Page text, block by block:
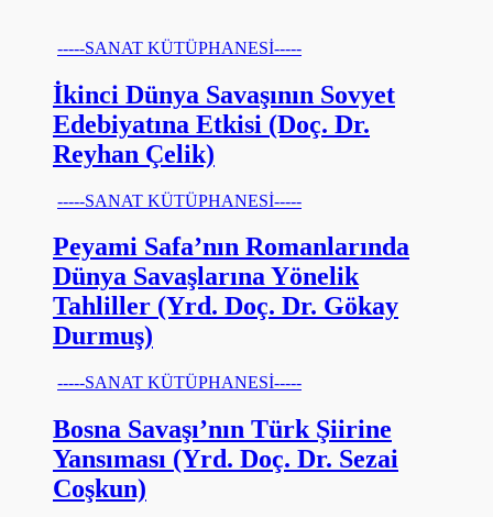
-----SANAT KÜTÜPHANESİ-----
İkinci Dünya Savaşının Sovyet
Edebiyatına Etkisi (Doç. Dr.
Reyhan Çelik)
-----SANAT KÜTÜPHANESİ-----
Peyami Safa’nın Romanlarında
Dünya Savaşlarına Yönelik
Tahliller (Yrd. Doç. Dr. Gökay
Durmuş)
-----SANAT KÜTÜPHANESİ-----
Bosna Savaşı’nın Türk Şiirine
Yansıması (Yrd. Doç. Dr. Sezai
Coşkun)